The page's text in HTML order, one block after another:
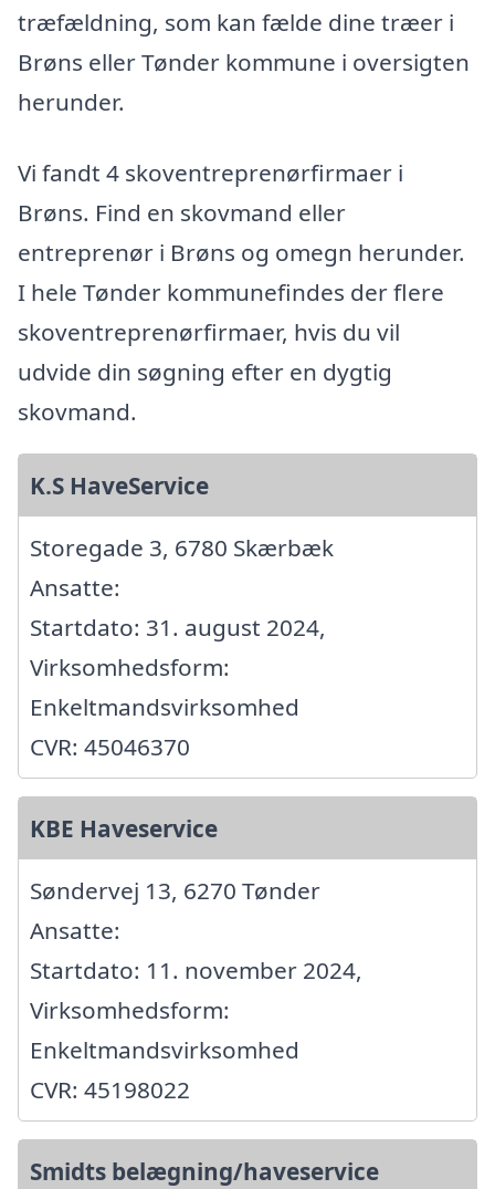
træfældning, som kan fælde dine træer i
Brøns eller Tønder kommune i oversigten
herunder.
Vi fandt 4 skoventreprenørfirmaer i
Brøns. Find en skovmand eller
entreprenør i Brøns og omegn herunder.
I hele Tønder kommunefindes der flere
skoventreprenørfirmaer, hvis du vil
udvide din søgning efter en dygtig
skovmand.
K.S HaveService
Storegade 3, 6780 Skærbæk
Ansatte:
Startdato: 31. august 2024,
Virksomhedsform:
Enkeltmandsvirksomhed
CVR: 45046370
KBE Haveservice
Søndervej 13, 6270 Tønder
Ansatte:
Startdato: 11. november 2024,
Virksomhedsform:
Enkeltmandsvirksomhed
CVR: 45198022
Smidts belægning/haveservice